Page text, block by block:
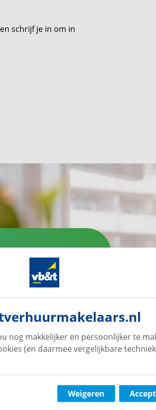
schrijf je in om in
vb&t
jaar
nog makkelijker en persoonlijker te
(en daarmee vergelijkbare
Weigeren